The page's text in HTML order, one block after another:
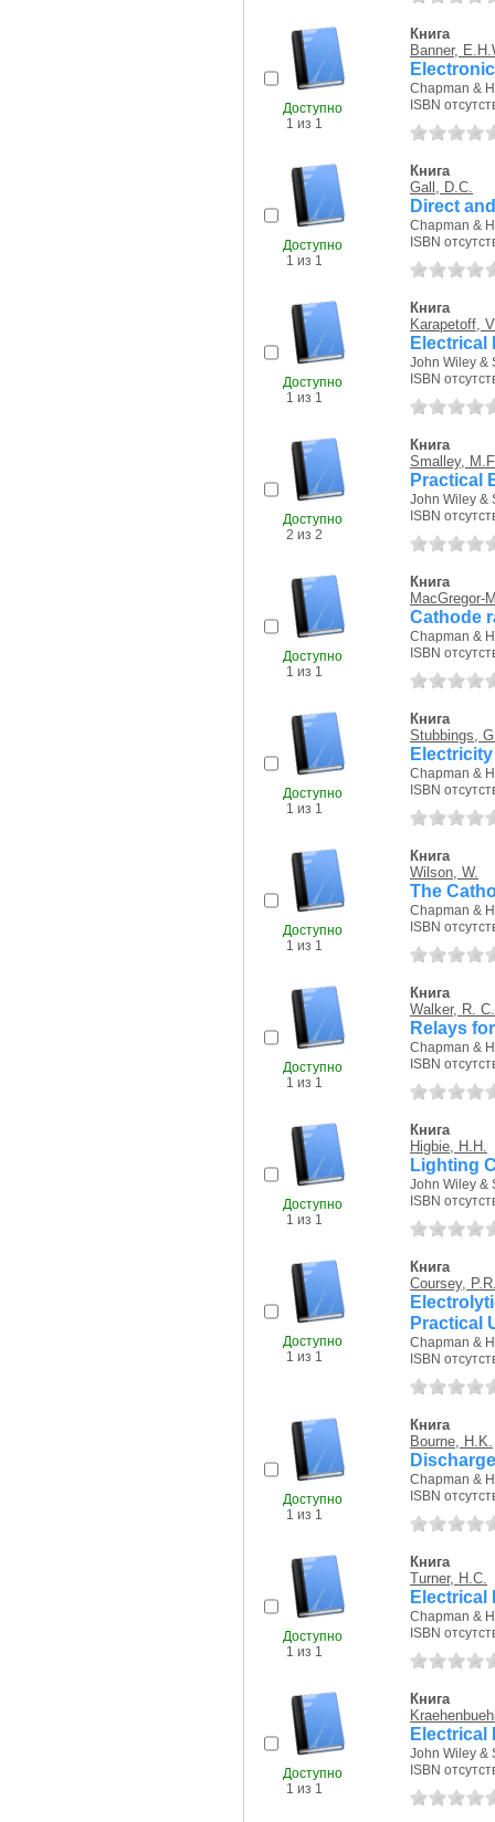
Доступно
1 из 1
Книга
Banner,
Chapman &
ISBN
Доступно
1 из 1
Книга
Gall, D.C.
Direct
Chapman &
ISBN
Доступно
1 из 1
Книга
Karapetoff,
Electrical
John Wiley &
ISBN
Доступно
2 из 2
Книга
Smalley,
Practical
John Wiley &
ISBN
Доступно
1 из 1
Книга
MacGregor-
Сathode
Chapman &
ISBN
Доступно
1 из 1
Книга
Stubbings,
Chapman &
ISBN
Доступно
1 из 1
Книга
Wilson, W.
The
Chapman &
ISBN
Доступно
1 из 1
Книга
Walker, R. C.
Relays
Chapman &
ISBN
Доступно
1 из 1
Книга
Higbie, H.H.
Lighting
John Wiley &
ISBN
Доступно
1 из 1
Книга
Coursey,
Practical
Chapman &
ISBN
Доступно
1 из 1
Книга
Bourne, H.K.
Chapman &
ISBN
Доступно
1 из 1
Книга
Turner, H.C.
Electrical
Chapman &
ISBN
Доступно
1 из 1
Книга
Electrical
John Wiley &
ISBN